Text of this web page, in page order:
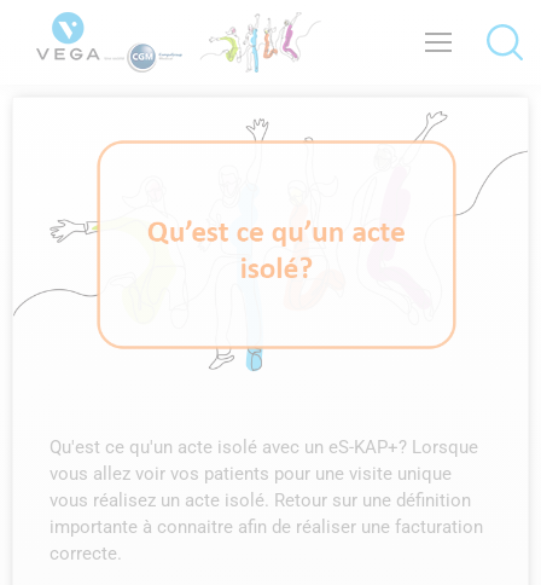
Qu'est ce qu'un acte isolé avec un eS-KAP+? Lorsque
vous allez voir vos patients pour une visite unique
vous réalisez un acte isolé. Retour sur une définition
importante à connaitre afin de réaliser une facturation
correcte.